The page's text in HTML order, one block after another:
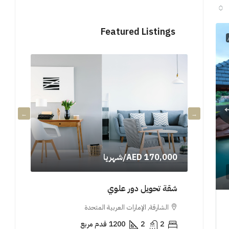
Featured Listings
AED 170,000/شهريا
شقة تحويل دور علوي
الشارقة, الإمارات العربية المتحدة
2
2
1200 قدم مربع